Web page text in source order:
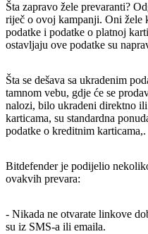
Šta zapravo žele prevaranti?
riječ o ovoj kampanji. Oni žele
podatke i podatke o platnoj
ostavljaju ove podatke su
Šta se dešava sa ukradenim
tamnom vebu, gdje će se
nalozi, bilo ukradeni direktno
karticama, su standardna
podatke o kreditnim karticama,.
Bitdefender je podijelio
ovakvih prevara:
- Nikada ne otvarate linkove
su iz SMS-a ili emaila.